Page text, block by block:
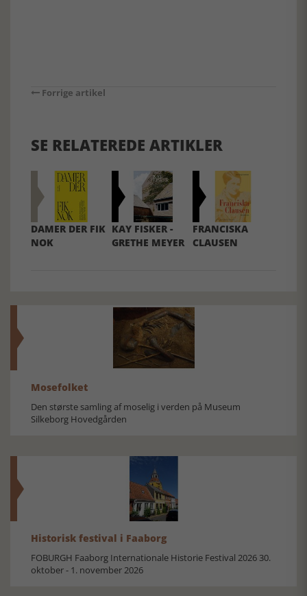
Forrige artikel
SE RELATEREDE ARTIKLER
DAMER DER FIK
NOK
KAY FISKER -
GRETHE MEYER
FRANCISKA
CLAUSEN
Mosefolket
Den største samling af moselig i verden på Museum
Silkeborg Hovedgården
Historisk festival i Faaborg
FOBURGH Faaborg Internationale Historie Festival 2026 30.
oktober - 1. november 2026